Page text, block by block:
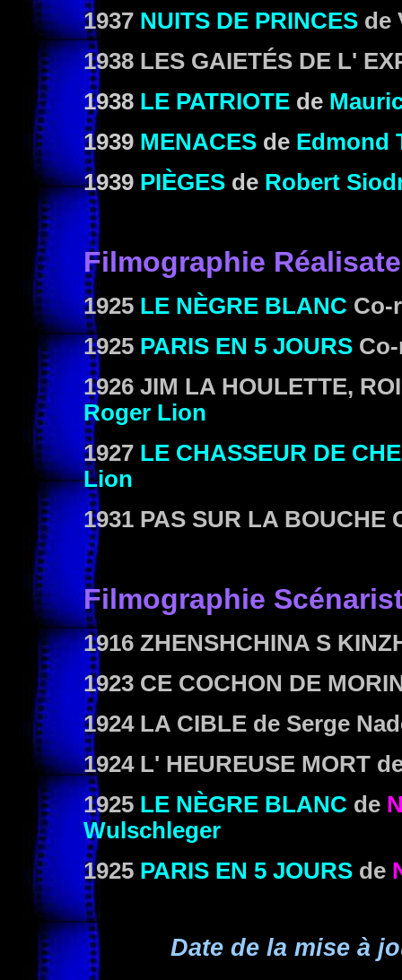
1937 NUITS DE PRINCES de
1938 LES GAIETÉS DE L'
1938 LE PATRIOTE de
1939 MENACES de Edmond
1939 PIÈGES de Robert
Filmographie
1925 LE NÈGRE BLANC Co-
1925 PARIS EN 5 JOURS
1926 JIM LA HOULETTE,
Roger Lion
1927 LE CHASSEUR DE
Lion
1931 PAS SUR LA BOUCHE
Filmographie
1916 ZHENSHCHINA S
1923 CE COCHON DE
1924 LA CIBLE de Serge
1924L' HEUREUSE MORT
1925 LE NÈGRE BLANC de
Wulschleger
1925 PARIS EN 5 JOURS de
Date de la mise à